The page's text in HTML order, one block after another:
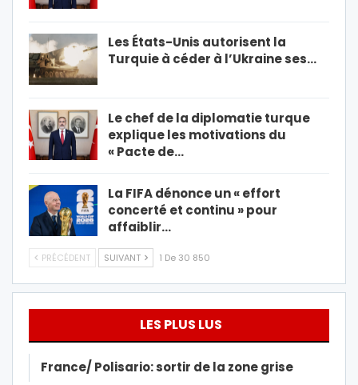
Les États-Unis autorisent la
Turquie à céder à l’Ukraine ses…
Le chef de la diplomatie turque
explique les motivations du
« Pacte de…
La FIFA dénonce un « effort
concerté et continu » pour
affaiblir…
PRÉCÉDENT SUIVANT 1 De 30 850
LES PLUS LUS
France/ Polisario: sortir de la zone grise